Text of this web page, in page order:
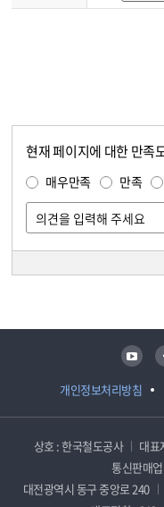
현재 페이지에 대한 만족
매우만족 만족
개인정보처리방침
유튜브
상호 : 한국철도공사 대표
통신판매
대전광역시 동구 중앙로 240